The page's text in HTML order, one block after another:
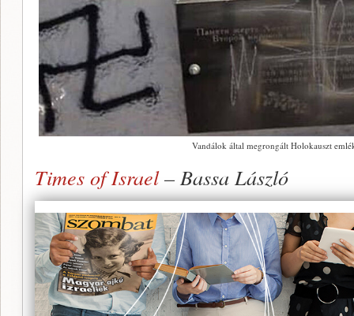
Vandálok által megrongált Holokauszt
Times of Israel– Bassa László